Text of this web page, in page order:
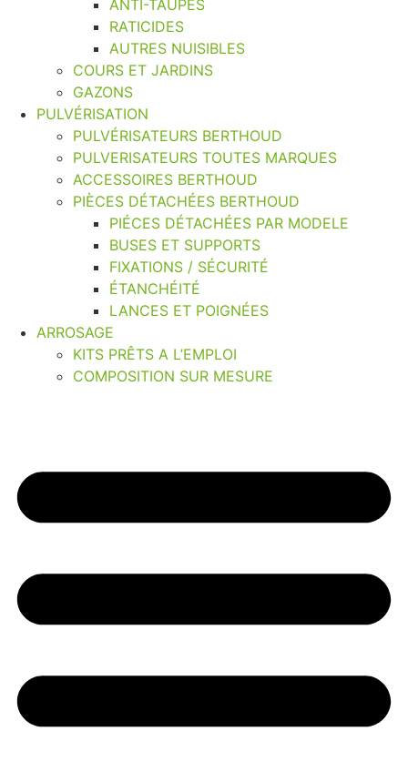
ANTI-TAUPES
RATICIDES
AUTRES NUISIBLES
COURS ET JARDINS
GAZONS
PULVÉRISATION
PULVÉRISATEURS BERTHOUD
PULVERISATEURS TOUTES MARQUES
ACCESSOIRES BERTHOUD
PIÈCES DÉTACHÉES BERTHOUD
PIÉCES DÉTACHÉES PAR MODELE
BUSES ET SUPPORTS
FIXATIONS / SÉCURITÉ
ÉTANCHÉITÉ
LANCES ET POIGNÉES
ARROSAGE
KITS PRÊTS A L’EMPLOI
COMPOSITION SUR MESURE